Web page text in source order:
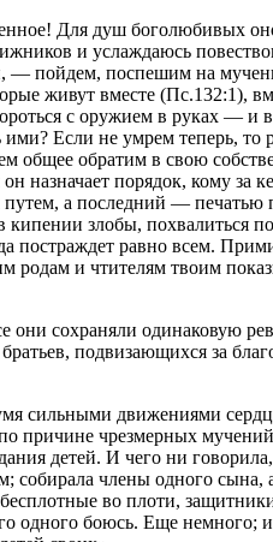
Для душ боголюбивых
и услаждаюсь
— пойдем, поспешим на
живут вместе (Пс.132:1),
с оружием в руках — и в
Если не умрем теперь, то
общее обратим в свою
порядок, кому за
а последний — печатью
злобы, похвалиться
постраждет равно всем.
родам и чтителям твоим
они сохраняли одинаковую
подвизающихся за
сильными движениями
причине чрезмерных
детей. И чего ни
члены одного сына,
во плоти,
одного боюсь. Еще немного;